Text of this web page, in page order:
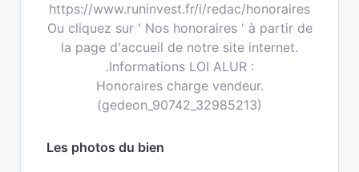
https://www.runinvest.fr/i/redac/honoraires
Ou cliquez sur ' Nos honoraires ' à partir de
la page d'accueil de notre site internet.
.Informations LOI ALUR :
Honoraires charge vendeur.
(gedeon_90742_32985213)
Les photos du bien